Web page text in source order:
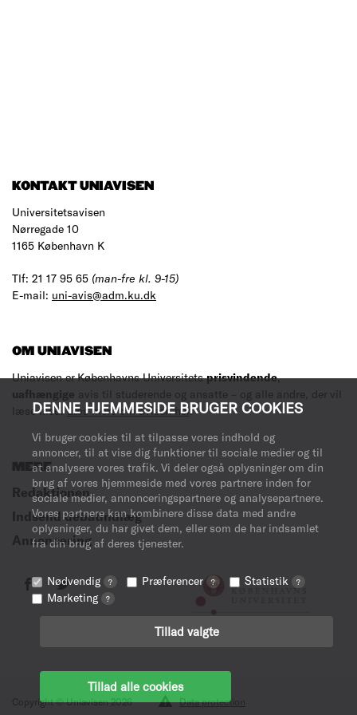
DENNE HJEMMESIDE BRUGER COOKIES
Vi bruger cookies til at tilpasse vores indhold og
annoncer, til at vise dig funktioner til sociale medier og til
at analysere vores trafik. Vi deler også oplysninger om din
brug af vores hjemmeside med vores partnere inden for
sociale medier, annonceringspartnere og analysepartnere.
Vores partnere kan kombinere disse data med andre
oplysninger, du har givet dem, eller som de har indsamlet
fra din brug af deres tjenester.
Nødvendig ? Præferencer ? Statistik ?
Marketing ?
Tillad valgte
Tillad alle cookies
KONTAKT UNIAVISEN
Universitetsavisen
Nørregade 10
1165 København K
Tlf: 21 17 95 65 (man-fre kl. 9-15)
E-mail: uni-avis@adm.ku.dk
OM UNIAVISEN
Uniavisen er Københavns Universitetsprisvindende,
uafhængige avis til studerende og ansatte – og alle andre, der vil
læse med.Læs mere om avisen her.
MERE
Redaktionen
Indsend debatindlæg
Annoncering
Copyright © Uniavisen 2026 Data protection